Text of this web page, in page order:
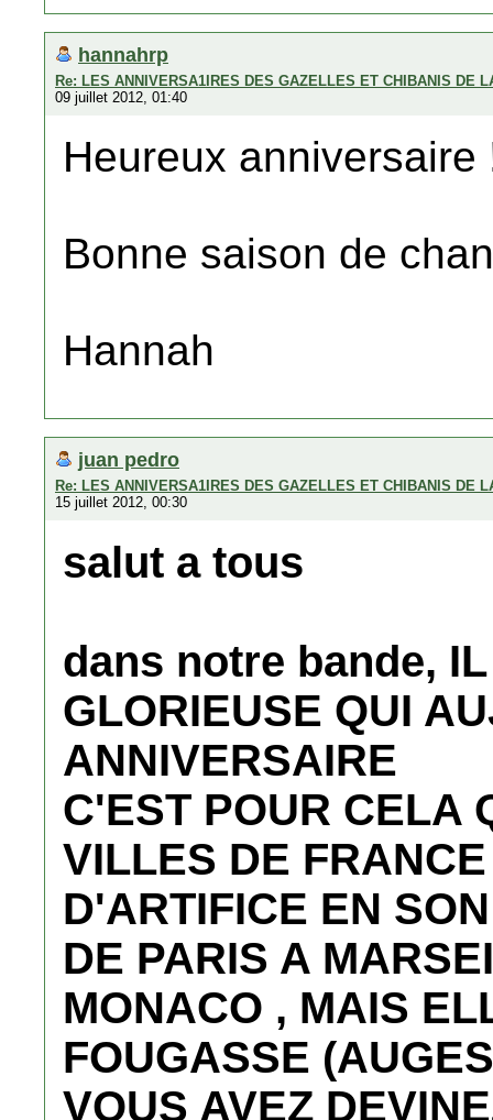
hannahrp
Re: LES ANNIVERSA1IRES DES GAZELLES ET CHIBANIS DE
09 juillet 2012, 01:40
Heureux anniversaire
Bonne saison de
Hannah
juan pedro
Re: LES ANNIVERSA1IRES DES GAZELLES ET CHIBANIS DE
15 juillet 2012, 00:30
salut a tous
dans notre bande,
GLORIEUSE QUI
ANNIVERSAIRE
C'EST POUR CELA
VILLES DE
D'ARTIFICE EN
DE PARIS A
MONACO , MAIS
FOUGASSE
VOUS AVEZ